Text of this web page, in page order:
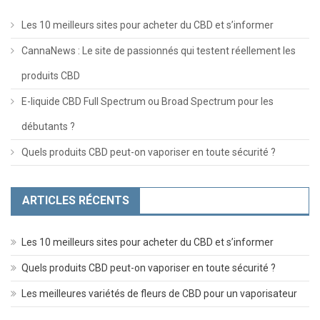
Les 10 meilleurs sites pour acheter du CBD et s’informer
CannaNews : Le site de passionnés qui testent réellement les
produits CBD
E-liquide CBD Full Spectrum ou Broad Spectrum pour les
débutants ?
Quels produits CBD peut-on vaporiser en toute sécurité ?
ARTICLES RÉCENTS
Les 10 meilleurs sites pour acheter du CBD et s’informer
Quels produits CBD peut-on vaporiser en toute sécurité ?
Les meilleures variétés de fleurs de CBD pour un vaporisateur